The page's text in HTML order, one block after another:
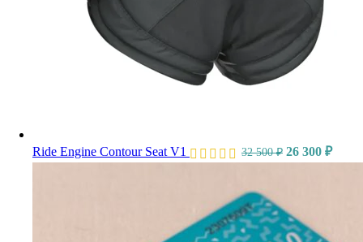
Ride Engine Contour Seat V1 32 500₽ 26 300 ₽